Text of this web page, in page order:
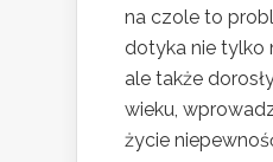
na czole to
dotyka nie tylko
ale także
wieku,
życie